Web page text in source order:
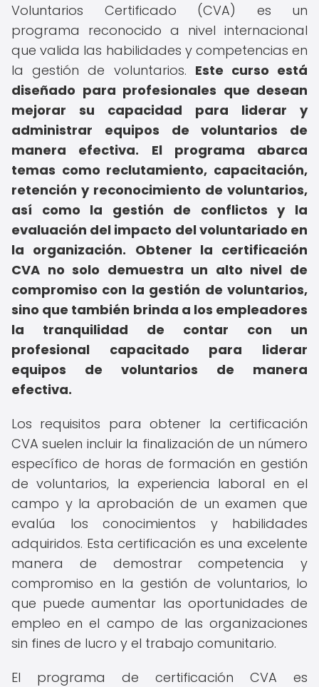
Voluntarios Certificado (CVA) es un
programa reconocido a nivel internacional
que valida las habilidades y competencias en
la gestión de voluntarios. Este curso está
diseñado para profesionales que desean
mejorar su capacidad para liderar y
administrar equipos de voluntarios de
manera efectiva.
El programa abarca
temas como reclutamiento, capacitación,
retención y reconocimiento de voluntarios,
así como la gestión de conflictos y la
evaluación del impacto del voluntariado en
la organización. Obtener la certificación
CVA no solo demuestra un alto nivel de
compromiso con la gestión de voluntarios,
sino que también brinda a los empleadores
la tranquilidad de contar con un
profesional capacitado para liderar
equipos de voluntarios de manera
efectiva.
Los requisitos para obtener la certificación
CVA suelen incluir la finalización de un número
específico de horas de formación en gestión
de voluntarios, la experiencia laboral en el
campo y la aprobación de un examen que
evalúa los conocimientos y habilidades
adquiridos. Esta certificación es una excelente
manera de demostrar competencia y
compromiso en la gestión de voluntarios, lo
que puede aumentar las oportunidades de
empleo en el campo de las organizaciones
sin fines de lucro y el trabajo comunitario.
El programa de certificación CVA es